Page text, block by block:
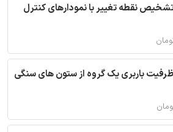
نقطه تغییر با نمودارهای کنترل
باربری یک گروه از ستون های سنگی